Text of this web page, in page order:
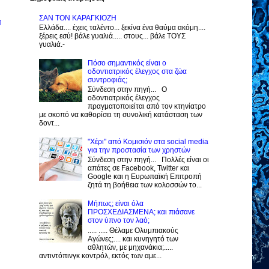
ΣΑΝ ΤΟΝ ΚΑΡΑΓΚΙΟΖΗ
Ελλάδα.... έχεις ταλέντο... ξεκίνα ένα θαύμα ακόμη....
ξέρεις εσύ! βάλε γυαλιά..... στους... βάλε ΤΟΥΣ
γυαλιά.-
Πόσο σημαντικός είναι ο
οδοντιατρικός έλεγχος στα ζώα
συντροφιάς;
Σύνδεση στην πηγή... Ο
οδοντιατρικός έλεγχος
πραγματοποιείται από τον κτηνίατρο
με σκοπό να καθορίσει τη συνολική κατάσταση των
δοντ...
"Χέρι" από Κομισιόν στα social media
για την προστασία των χρηστών
Σύνδεση στην πηγή... Πολλές είναι οι
απάτες σε Facebook, Twitter και
Google και η Ευρωπαϊκή Επιτροπή
ζητά τη βοήθεια των κολοσσών το...
Μήπως; είναι όλα
ΠΡΟΣΧΕΔΙΑΣΜΕΝΑ; και πιάσανε
στον ύπνο τον λαό;
..... ..... Θέλαμε Ολυμπιακούς
Αγώνες;.... και κυνηγητό των
αθλητών, με μηχανάκια;.....
αντιντόπινγκ κοντρόλ, εκτός των αμε...